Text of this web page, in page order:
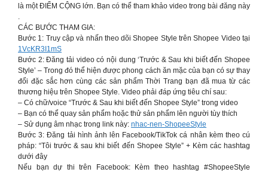
là một ĐIỂM CỘNG lớn. Bạn có thể tham khảo video trong bài đăng này
.
CÁC BƯỚC THAM GIA:
Bước 1: Truy cập và nhấn theo dõi Shopee Style trên Shopee Video tại
1VcKR3I1mS
Bước 2: Đăng tải video có nội dung ‘Trước & Sau khi biết đến Shopee
Style’ – Trong đó thể hiện được phong cách ăn mặc của bạn có sự thay
đổi đặc sắc hơn cùng các sản phẩm Thời Trang bạn đã mua từ các
thương hiệu trên Shopee Style. Video phải đáp ứng tiêu chí sau:
– Có chữ/voice “Trước & Sau khi biết đến Shopee Style” trong video
– Bạn có thể quay sản phẩm hoặc thử sản phẩm lên người tùy thích
– Sử dụng âm nhạc trong link này: nhac-nen-ShopeeStyle
Bước 3: Đăng tải hình ảnh lên Facebook/TikTok cá nhân kèm theo cú
pháp: “Tôi trước & sau khi biết đến Shopee Style” + Kèm các hashtag
dưới đây
Nếu bạn dự thi trên Facebook: Kèm theo hashtag #ShopeeStyle